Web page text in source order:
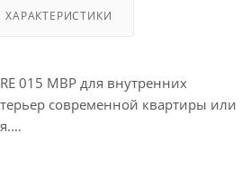
ХАРАКТЕРИСТИКИ
015 MBP для внутренних
современной квартиры или